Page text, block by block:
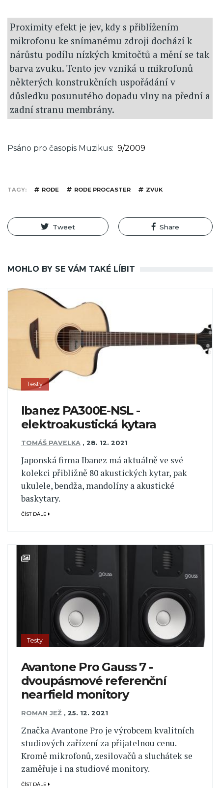
Proximity efekt je jev, kdy s přiblížením
mikrofonu ke snímanému zdroji dochází k
nárůstu podílu nízkých kmitočtů a mění se tak
barva zvuku. Tento jev vzniká u mikrofonů
některých konstrukčních uspořádání v
důsledku posunutého dopadu vlny na přední a
zadní stranu membrány.
Psáno pro časopis Muzikus 9/2009
TAGY RODE RODE PROCASTER ZVUK
Tweet Share
MOHLO BY SE VÁM TAKÉ LÍBIT
Testy
Ibanez PA300E-NSL -
elektroakustická kytara
TOMÁŠ PAVELKA , 28. 12. 2021
Japonská firma Ibanez má aktuálně ve své
kolekci přibližně 80 akustických kytar, pak
ukulele, bendža, mandolíny a akustické
baskytary.
ČÍST DÁLE
Testy
Avantone Pro Gauss 7 -
dvoupásmové referenční
nearfield monitory
ROMAN JEŽ , 25. 12. 2021
Značka Avantone Pro je výrobcem kvalitních
studiových zařízení za přijatelnou cenu.
Kromě mikrofonů, zesilovačů a sluchátek se
zaměřuje i na studiové monitory.
ČÍST DÁLE